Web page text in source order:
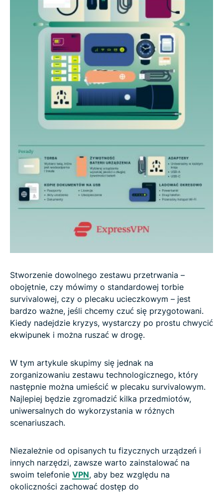
Stworzenie dowolnego zestawu przetrwania –
obojętnie, czy mówimy o standardowej torbie
survivalowej, czy o plecaku ucieczkowym – jest
bardzo ważne, jeśli chcemy czuć się przygotowani.
Kiedy nadejdzie kryzys, wystarczy po prostu chwycić
ekwipunek i można ruszać w drogę.
W tym artykule skupimy się jednak na
zorganizowaniu zestawu technologicznego, który
następnie można umieścić w plecaku survivalowym.
Najlepiej będzie zgromadzić kilka przedmiotów,
uniwersalnych do wykorzystania w różnych
scenariuszach.
Niezależnie od opisanych tu fizycznych urządzeń i
innych narzędzi, zawsze warto zainstalować na
swoim telefonie VPN, aby bez względu na
okoliczności zachować dostęp do